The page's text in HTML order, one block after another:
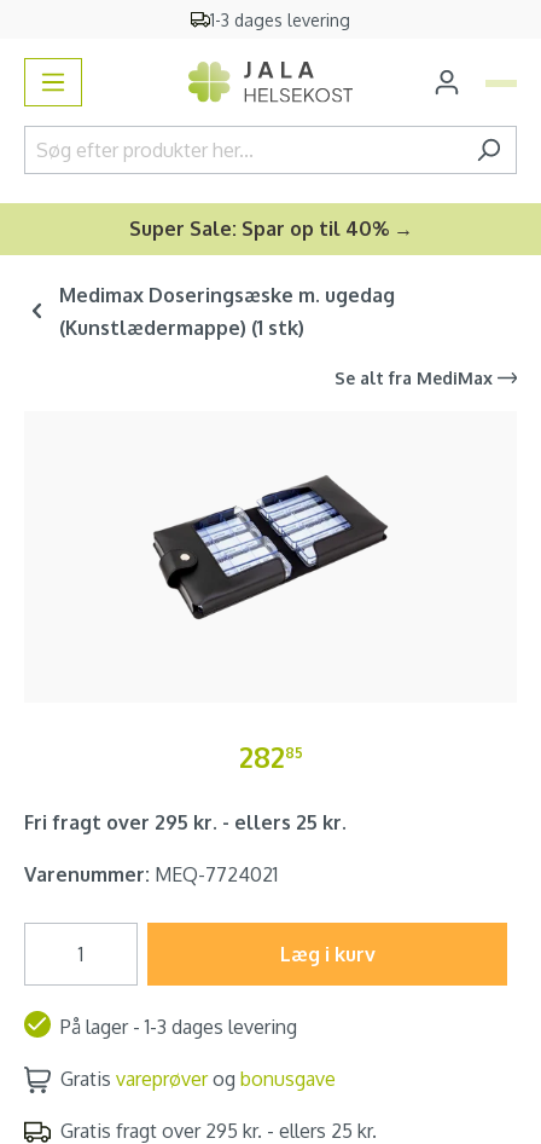
1-3 dages levering
Super Sale: Spar op til 40% →
Medimax Doseringsæske m. ugedag
(Kunstlædermappe) (1 stk)
Se alt fra MediMax
28285
Fri fragt over 295 kr. - ellers 25 kr.
Varenummer: MEQ-7724021
Læg i kurv
På lager - 1-3 dages levering
Gratis vareprøverog bonusgave
Gratis fragt over 295 kr. - ellers 25 kr.